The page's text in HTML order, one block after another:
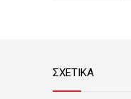
ΣΧΕΤΙΚΑ